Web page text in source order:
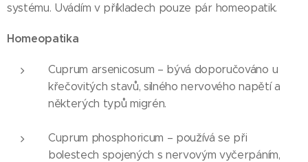
systému. Uvádím v příkladech pouze pár homeopatik.
Homeopatika
Cuprum arsenicosum – bývá doporučováno u
křečovitých stavů, silného nervového napětí a
některých typů migrén.
Cuprum phosphoricum – používá se při
bolestech spojených s nervovým vyčerpáním,